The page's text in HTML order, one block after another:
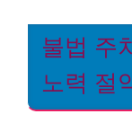
불법 주
노력 절